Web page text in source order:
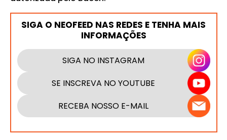
SIGA O NEOFEED NAS REDES E TENHA MAIS
INFORMAÇÕES
SIGA NO INSTAGRAM
SE INSCREVA NO YOUTUBE
RECEBA NOSSO E-MAIL